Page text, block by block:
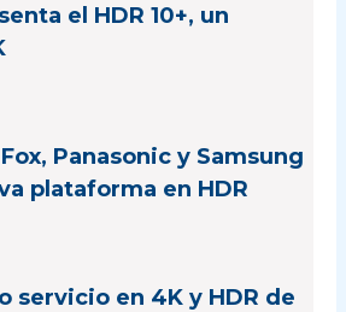
el HDR 10+, un
Panasonic y Samsung
plataforma en HDR
servicio en 4K y HDR de